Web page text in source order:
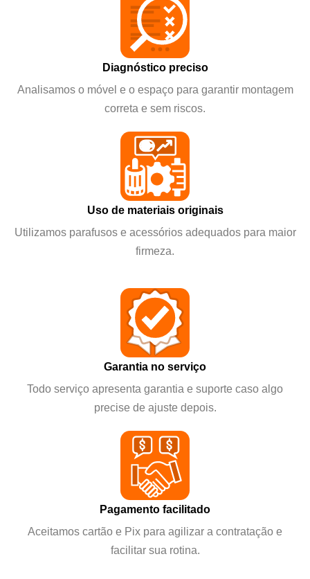
Diagnóstico preciso
Analisamos o móvel e o espaço para garantir montagem
correta e sem riscos.
Uso de materiais originais
Utilizamos parafusos e acessórios adequados para maior
firmeza.
Garantia no serviço
Todo serviço apresenta garantia e suporte caso algo
precise de ajuste depois.
Pagamento facilitado
Aceitamos cartão e Pix para agilizar a contratação e
facilitar sua rotina.